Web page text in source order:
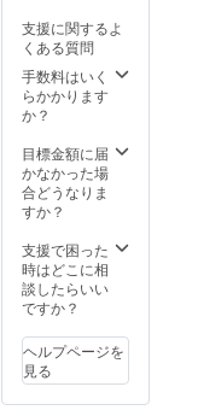
支援に関するよ
くある質問
手数料はいく
らかかります
か？
目標金額に届
かなかった場
合どうなりま
すか？
支援で困った
時はどこに相
談したらいい
ですか？
ヘルプページを
見る